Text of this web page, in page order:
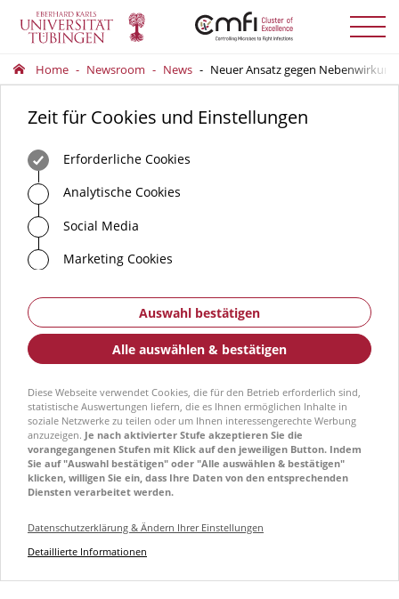
Menü
Home Newsroom News Neuer Ansatz gegen
Zeit für Cookies und Einstellungen
Erforderliche Cookies
Analytische Cookies
Social Media
Marketing Cookies
Auswahl bestätigen
Alle auswählen & bestätigen
Diese Webseite verwendet Cookies, die für den Betrieb erforderlich sind,
statistische Auswertungen liefern, die es Ihnen ermöglichen Inhalte in
soziale Netzwerke zu teilen oder um Ihnen interessengerechte Werbung
anzuzeigen. Je nach aktivierter Stufe akzeptieren Sie die
vorangegangenen Stufen mit Klick auf den jeweiligen Button. Indem
Sie auf "Auswahl bestätigen" oder "Alle auswählen & bestätigen"
klicken, willigen Sie ein, dass Ihre Daten von den entsprechenden
Diensten verarbeitet werden.
Datenschutzerklärung & Ändern Ihrer Einstellungen
Detaillierte Informationen